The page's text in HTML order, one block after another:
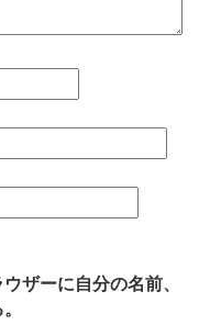
ザーに自分の名前、